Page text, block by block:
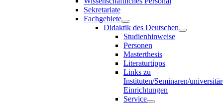
Sekretariate
Fachgebiete
Didaktik des Deutschen
Studienhinweise
Personen
Masterthesis
Literaturtipps
Links zu
Instituten/Seminaren/
Einrichtungen
Service